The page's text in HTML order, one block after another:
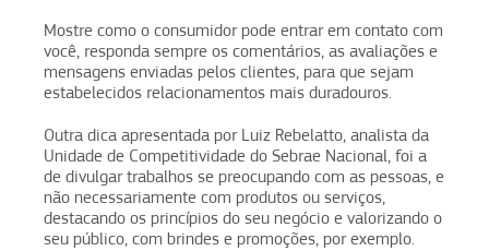
Mostre como o consumidor pode entrar em contato com
você, responda sempre os comentários, as avaliações e
mensagens enviadas pelos clientes, para que sejam
estabelecidos relacionamentos mais duradouros.
Outra dica apresentada por Luiz Rebelatto, analista da
Unidade de Competitividade do Sebrae Nacional, foi a
de divulgar trabalhos se preocupando com as pessoas, e
não necessariamente com produtos ou serviços,
destacando os princípios do seu negócio e valorizando o
seu público, com brindes e promoções, por exemplo.